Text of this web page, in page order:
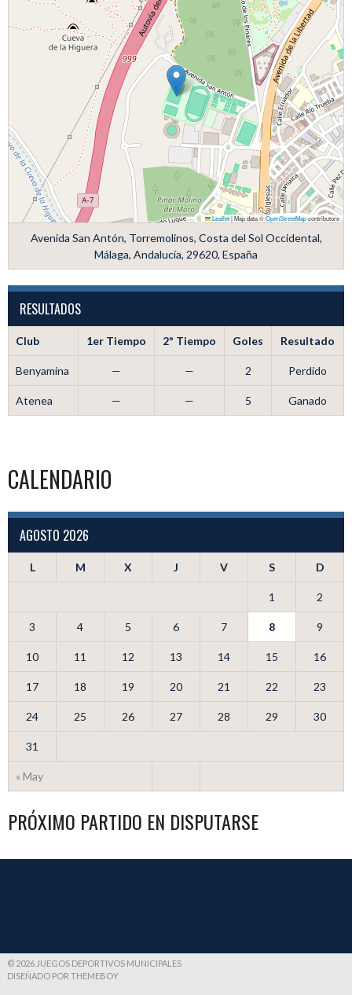
Leaflet|Map data ©OpenStreetMapcontributors
Avenida San Antón, Torremolinos, Costa del Sol Occidental,
Málaga, Andalucía, 29620, España
RESULTADOS
Club 1er Tiempo 2º Tiempo Goles Resultado
Benyamina — — 2 Perdido
Atenea — — 5 Ganado
CALENDARIO
AGOSTO 2026
L M X J V S D
« May
1 2
3 4 5 6 7 8 9
10 11 12 13 14 15 16
17 18 19 20 21 22 23
24 25 26 27 28 29 30
31
PRÓXIMO PARTIDO EN DISPUTARSE
© 2026 JUEGOS DEPORTIVOS MUNICIPALES
DISEÑADO POR THEMEBOY